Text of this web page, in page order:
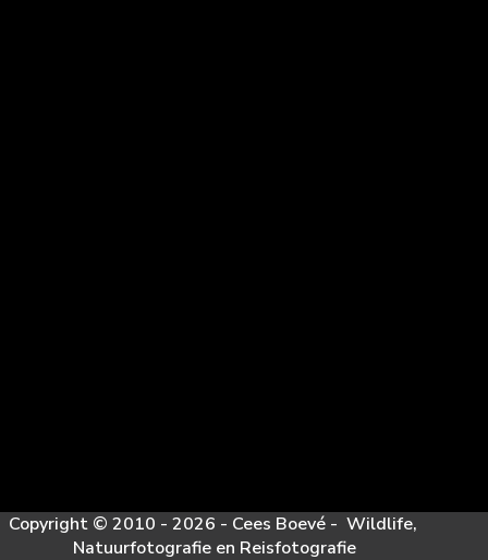
Copyright © 2010 - 2026 - Cees Boevé - Wildlife,
Natuurfotografie en Reisfotografie